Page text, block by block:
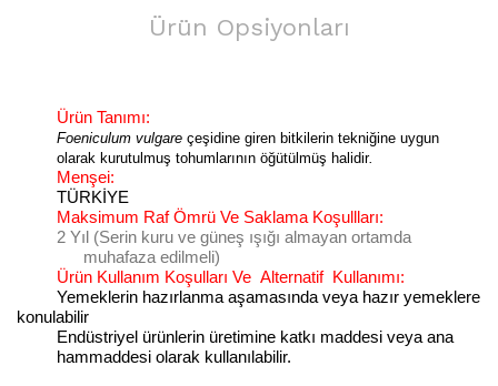
Ürün Opsiyonları
Ürün Tanımı:
Foeniculum vulgare çeşidine giren bitkilerin tekniğine uygun
olarak kurutulmuş tohumlarının öğütülmüş halidir.
Menşei:
TÜRKİYE
Maksimum Raf Ömrü Ve Saklama Koşullları:
2 Yıl (Serin kuru ve güneş ışığı almayan ortamda
muhafaza edilmeli)
Ürün Kullanım Koşulları Ve Alternatif Kullanımı:
Yemeklerin hazırlanma aşamasında veya hazır yemeklere
konulabilir
Endüstriyel ürünlerin üretimine katkı maddesi veya ana
hammaddesi olarak kullanılabilir.